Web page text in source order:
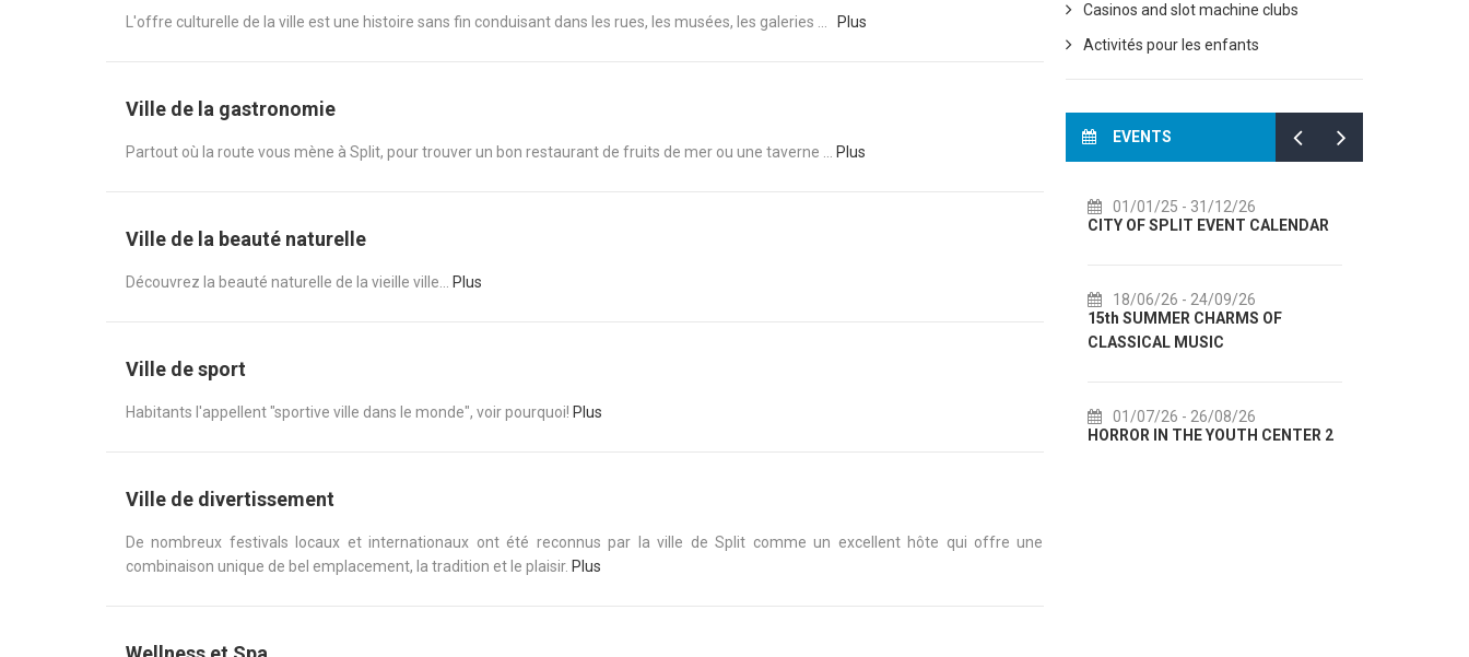
L'offre culturelle de la ville est une histoire sans fin conduisant dans les rues, les musées, les galeries ... Plus
Ville de la gastronomie
Partout où la route vous mène à Split, pour trouver un bon restaurant de fruits de mer ou une taverne ... Plus
Ville de la beauté naturelle
Découvrez la beauté naturelle de la vieille ville... Plus
Ville de sport
Habitants l'appellent "sportive ville dans le monde", voir pourquoi! Plus
Ville de divertissement
De nombreux festivals locaux et internationaux ont été reconnus par la ville de Split comme un excellent hôte qui offre une
combinaison unique de bel emplacement, la tradition et le plaisir. Plus
Casinos and slot machine clubs
Activités pour les enfants
EVENTS
01/01/25- 31/12/26
CITY OF SPLIT EVENT CALENDAR
18/06/26- 24/09/26
15th SUMMER CHARMS OF
CLASSICAL MUSIC
01/07/26- 26/08/26
HORROR IN THE YOUTH CENTER 2